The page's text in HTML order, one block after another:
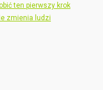
ten pierwszy krok
zmienia ludzi